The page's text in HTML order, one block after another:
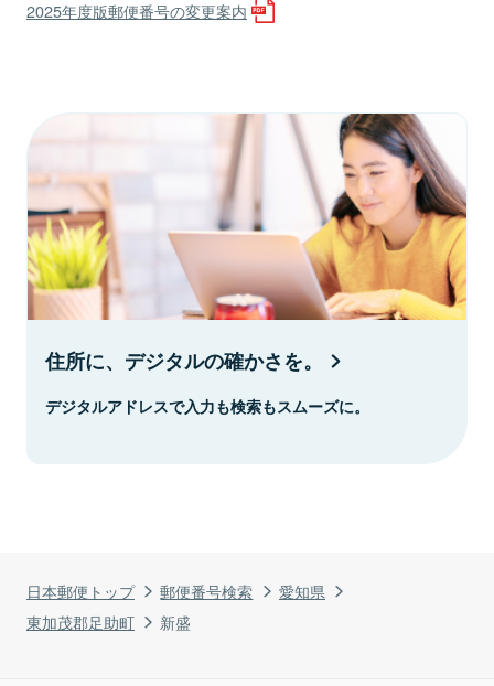
日本郵便トップ 郵便番号検索
愛知県
東加茂郡足助町
新盛
2025年度版郵便番号の変更案内
住所に、デジタルの確かさを。
デジタルアドレスで入力も検索もスムーズに。